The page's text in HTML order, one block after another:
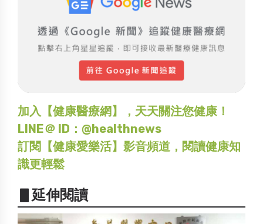
加入【健康醫療網】，天天關注您健康！
LINE＠ ID：@healthnews
訂閱【健康愛樂活】影音頻道，閱讀健康知
識更輕鬆
▋延伸閱讀